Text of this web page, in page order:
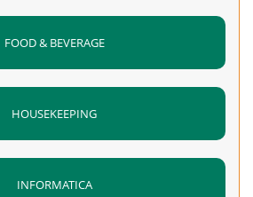
FOOD & BEVERAGE
HOUSEKEEPING
INFORMATICA